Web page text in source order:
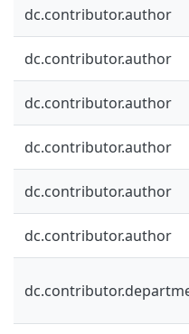
dc.contributor.author
dc.contributor.author
dc.contributor.author
dc.contributor.author
dc.contributor.author
dc.contributor.author